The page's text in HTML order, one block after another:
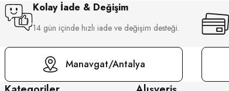
Kolay İade & Değişim
14 gün içinde hızlı iade ve değişim desteği.
Manavgat/Antalya